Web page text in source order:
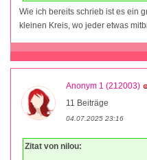
Wie ich bereits schrieb ist es ein
kleinen Kreis, wo jeder etwas
Anonym 1 (212003)
11 Beiträge
04.07.2025 23:16
Zitat von nilou: